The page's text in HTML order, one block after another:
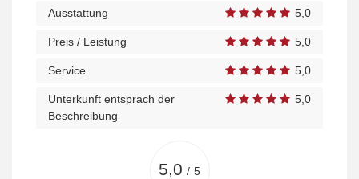
Ausstattung 5,0
Preis / Leistung 5,0
Service 5,0
Unterkunft entsprach der
Beschreibung
5,0
5,0 / 5